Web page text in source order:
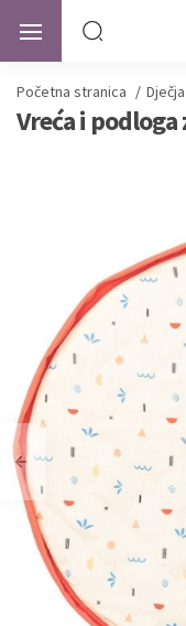
Početna stranica /
Vreća i podloga